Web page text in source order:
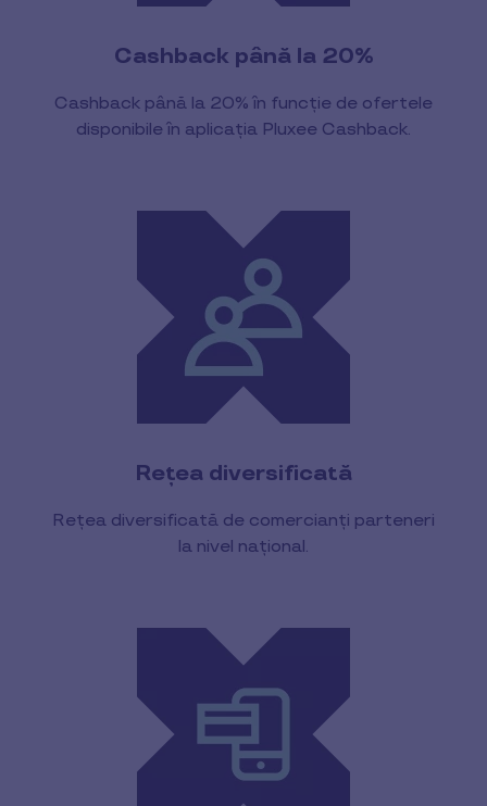
Cashback până la 20%
Cashback până la 20% în funcție de ofertele
disponibile în aplicația Pluxee Cashback.
Rețea diversificată
Rețea diversificată de comercianți parteneri
la nivel național.